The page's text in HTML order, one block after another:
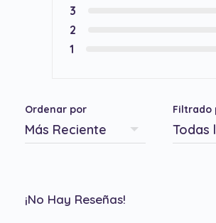
3
2
1
Ordenar por Filtrado
¡No Hay Reseñas!